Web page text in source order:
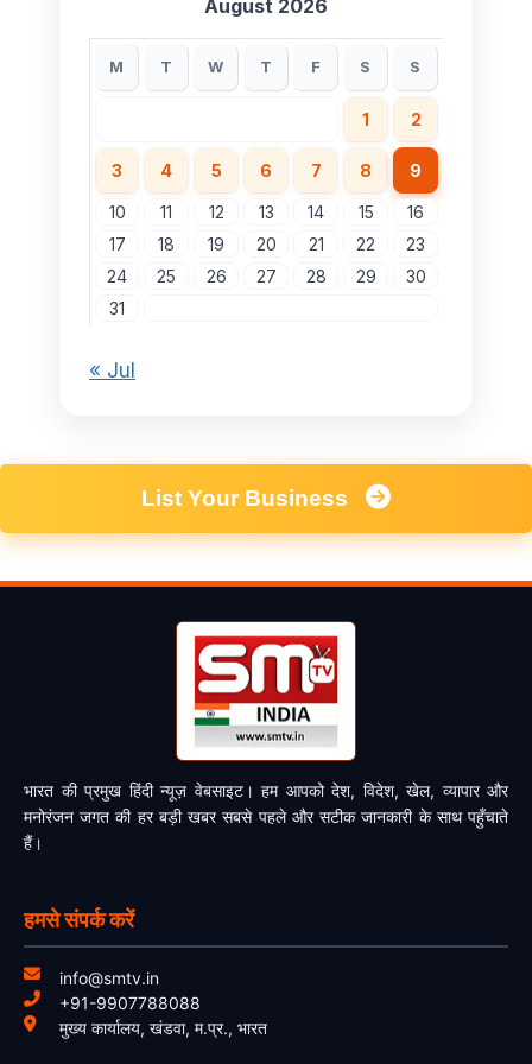
August 2026
M T W T F S S
1 2
3 4 5 6 7 8 9
10 11 12 13 14 15
16
17
18 19 20 21 22
23
24
25 26 27 28 29
30
31
« Jul
List Your Business
भारत की प्रमुख हिंदी न्यूज़ वेबसाइट। हम आपको देश, विदेश, खेल, व्यापार और
मनोरंजन जगत की हर बड़ी खबर सबसे पहले और सटीक जानकारी के साथ पहुँचाते
हैं।
हमसे संपर्क करें
info@smtv.in
+91-9907788088
मुख्य कार्यालय, खंडवा, म.प्र., भारत